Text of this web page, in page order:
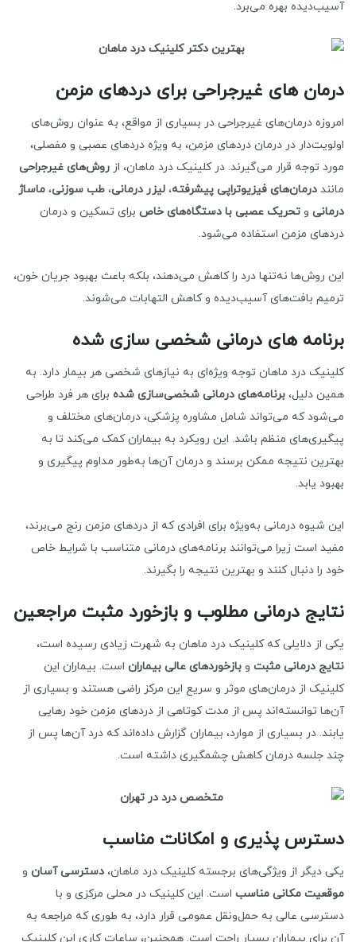
آسیب‌دیده بهره می‌برد.
درمان های غیرجراحی برای دردهای مزمن
امروزه درمان‌های غیرجراحی در بسیاری از مواقع، به عنوان روش‌های
اولویت‌دار در درمان دردهای مزمن، به ویژه دردهای عصبی و مفصلی،
مورد توجه قرار می‌گیرند. در کلینیک درد ماهان، از روش‌های غیرجراحی
مانند درمان‌های فیزیوتراپی پیشرفته، لیزر درمانی، طب سوزنی، ماساژ
درمانی و تحریک عصبی با دستگاه‌های خاص برای تسکین و درمان
دردهای مزمن استفاده می‌شود.
این روش‌ها نه‌تنها درد را کاهش می‌دهند، بلکه باعث بهبود جریان خون،
ترمیم بافت‌های آسیب‌دیده و کاهش التهابات می‌شوند.
برنامه های درمانی شخصی سازی شده
کلینیک درد ماهان توجه ویژه‌ای به نیازهای شخصی هر بیمار دارد. به
همین دلیل، برنامه‌های درمانی شخصی‌سازی شده برای هر فرد طراحی
می‌شود که می‌تواند شامل مشاوره پزشکی، درمان‌های مختلف و
پیگیری‌های منظم باشد. این رویکرد به بیماران کمک می‌کند تا به
بهترین نتیجه ممکن برسند و درمان آن‌ها به‌طور مداوم پیگیری و
بهبود یابد.
این شیوه درمانی به‌ویژه برای افرادی که از دردهای مزمن رنج می‌برند،
مفید است زیرا می‌توانند برنامه‌های درمانی متناسب با شرایط خاص
خود را دنبال کنند و بهترین نتیجه را بگیرند.
نتایج درمانی مطلوب و بازخورد مثبت مراجعین
یکی از دلایلی که کلینیک درد ماهان به شهرت زیادی رسیده است،
نتایج درمانی مثبت و بازخوردهای عالی بیماران است. بیماران این
کلینیک از درمان‌های موثر و سریع این مرکز راضی هستند و بسیاری از
آن‌ها توانسته‌اند پس از مدت کوتاهی از دردهای مزمن خود رهایی
یابند. در بسیاری از موارد، بیماران گزارش داده‌اند که درد آن‌ها پس از
چند جلسه درمان کاهش چشمگیری داشته است.
دسترس پذیری و امکانات مناسب
یکی دیگر از ویژگی‌های برجسته کلینیک درد ماهان، دسترسی آسان و
موقعیت مکانی مناسب است. این کلینیک در محلی مرکزی و با
دسترسی عالی به حمل‌ونقل عمومی قرار دارد، به طوری که مراجعه به
آن برای بیماران بسیار راحت است. همچنین، ساعات کاری این کلینیک